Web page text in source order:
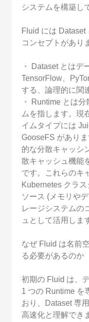
システムを構築し
Fluid には Dataset
コンセプトがあり
・ Dataset とはデ
TensorFlow、
する、論理的に関
・ Runtime とは
ムを指します。現
イムタイプには
GooseFS があり
的な分散キャッシ
散キャッシュ機能
です。これらのキ
Kubernetes クラ
ソース (メモリや
レージシステムの
ュとして活用しま
なぜ Fluid は名前
る必要があるのか
初期の Fluid は、
1 つの Runtime を
おり、Dataset 専
高速化と理解でき